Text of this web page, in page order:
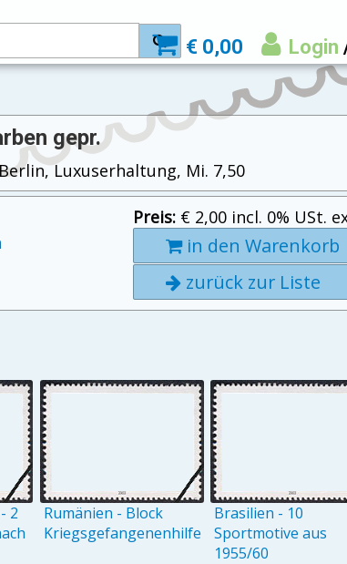
€ 0,00 Login
gepr.
Luxuserhaltung, Mi. 7,50
Preis: € 2,00 incl. 0% USt.
in den Warenkorb
zurück zur Liste
2
Rumänien - Block
Kriegsgefangenenhilfe
Brasilien - 10
Sportmotive aus
1955/60